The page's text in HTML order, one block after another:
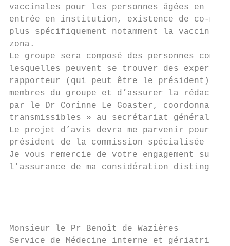
vaccinales pour les personnes âgées en
entrée en institution, existence de co-
plus spécifiquement notamment la
zona.
Le groupe sera composé des personnes
lesquelles peuvent se trouver des experts
rapporteur (qui peut être le président)
membres du groupe et d’assurer la
par le Dr Corinne Le Goaster,
transmissibles » au secrétariat général du
Le projet d’avis devra me parvenir pour
président de la commission spécialisée «
Je vous remercie de votre engagement
l’assurance de ma considération distinguée.
Monsieur le Pr Benoît de Wazières
Service de Médecine interne et gériatrie